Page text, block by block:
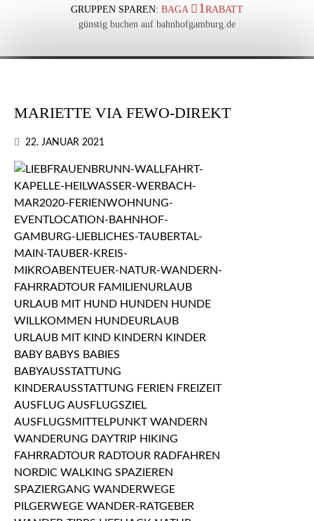
GRUPPEN SPAREN:BAGA 1 RABATT
günstig buchen auf bahnhofgamburg.de
MARIETTE VIA FEWO-DIREKT
22. JANUAR 2021